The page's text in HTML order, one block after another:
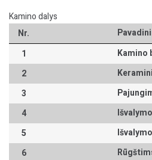
Kamino dalys
Nr.
1
Kamino
2
3
4
5
6